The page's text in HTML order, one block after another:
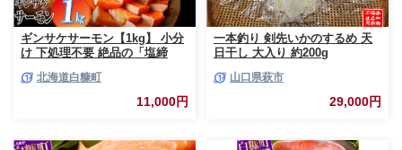
ギンサケサーモン【1kg】 小分
け 下処理不要 絶品の「塩締
サーモン 鮭 魚 銀鮭 刺身 生食
用 さけ サケ ふるさと ランキン
グ 人気 魚介類 魚介 北海道 白
北海道白糠町
11,000円
一本釣り 剣先いかのするめ 天
日干し 大入り 約200g
山口県萩市
29,000円